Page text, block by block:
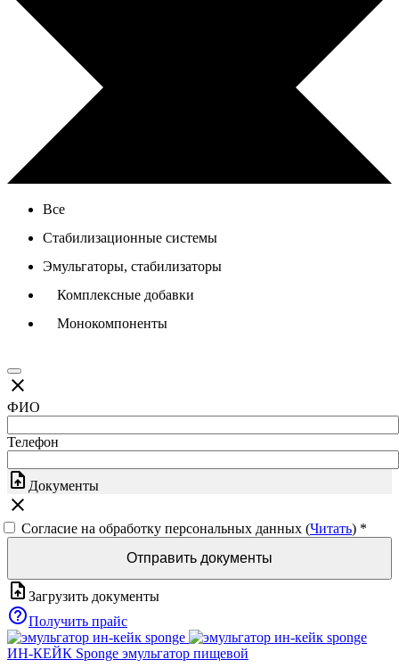
Все
Стабилизационные системы
Эмульгаторы, стабилизаторы
Комплексные добавки
Монокомпоненты
close
ФИО
Телефон
upload_file Документы
close
Согласие на обработку персональных данных (Читать) *
Отправить документы
upload_file Загрузить документы
help_outlineПолучить прайс
ИН-КЕЙК Sponge эмульгатор пищевой